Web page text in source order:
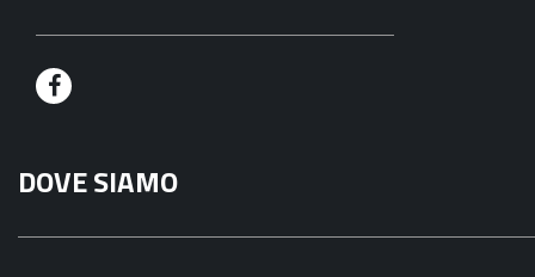
F
c
e
DOVE SIAMO